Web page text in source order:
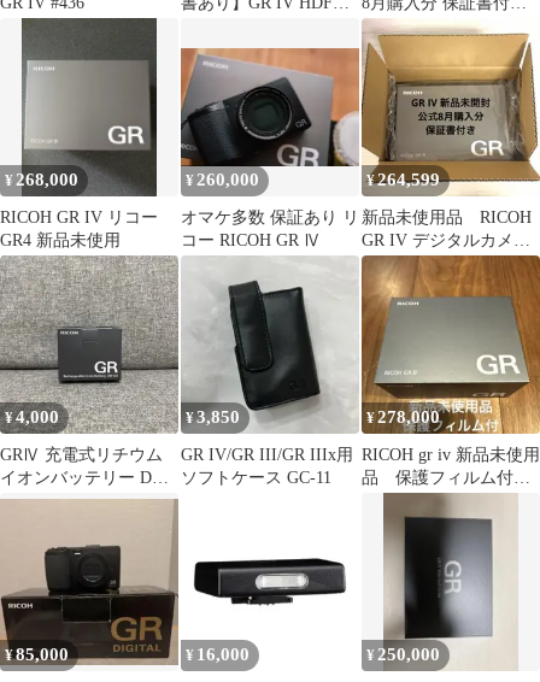
【24時間以内発送】
¥ 268,000
RICOH GR IV リコー
GR4 新品未使用
¥ 260,000
オマケ多数 保証あり リ
コー RICOH GR Ⅳ
¥264,599
新品未使用品 RICOH
GR IV デジタルカメ
ラ 公式8月購入分 保
証書付き
¥4,000
GRⅣ 充電式リチウム
イオンバッテリー DB-
120
¥3,850
GR IV/GR III/GR IIIx用
ソフトケース GC-11
¥278,000
RICOH gr iv 新品未使用
品 保護フィルム付
¥85,000 ¥ 16,000 ¥ 250,000